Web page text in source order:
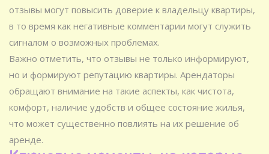
отзывы могут повысить доверие к владельцу квартиры,
в то время как негативные комментарии могут служить
сигналом о возможных проблемах.
Важно отметить, что отзывы не только информируют,
но и формируют репутацию квартиры. Арендаторы
обращают внимание на такие аспекты, как чистота,
комфорт, наличие удобств и общее состояние жилья,
что может существенно повлиять на их решение об
аренде.